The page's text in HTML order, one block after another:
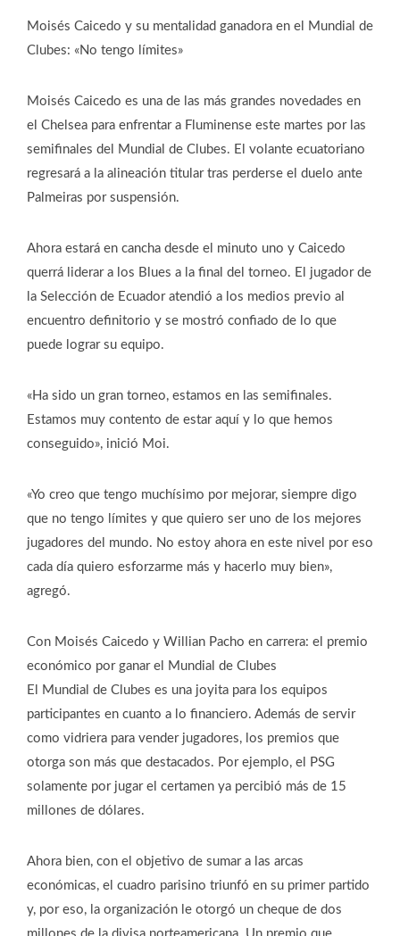
Moisés Caicedo y su mentalidad ganadora en el Mundial de
Clubes: «No tengo límites»
Moisés Caicedo es una de las más grandes novedades en
el Chelsea para enfrentar a Fluminense este martes por las
semifinales del Mundial de Clubes. El volante ecuatoriano
regresará a la alineación titular tras perderse el duelo ante
Palmeiras por suspensión.
Ahora estará en cancha desde el minuto uno y Caicedo
querrá liderar a los Blues a la final del torneo. El jugador de
la Selección de Ecuador atendió a los medios previo al
encuentro definitorio y se mostró confiado de lo que
puede lograr su equipo.
«Ha sido un gran torneo, estamos en las semifinales.
Estamos muy contento de estar aquí y lo que hemos
conseguido», inició Moi.
«Yo creo que tengo muchísimo por mejorar, siempre digo
que no tengo límites y que quiero ser uno de los mejores
jugadores del mundo. No estoy ahora en este nivel por eso
cada día quiero esforzarme más y hacerlo muy bien»,
agregó.
Con Moisés Caicedo y Willian Pacho en carrera: el premio
económico por ganar el Mundial de Clubes
El Mundial de Clubes es una joyita para los equipos
participantes en cuanto a lo financiero. Además de servir
como vidriera para vender jugadores, los premios que
otorga son más que destacados. Por ejemplo, el PSG
solamente por jugar el certamen ya percibió más de 15
millones de dólares.
Ahora bien, con el objetivo de sumar a las arcas
económicas, el cuadro parisino triunfó en su primer partido
y, por eso, la organización le otorgó un cheque de dos